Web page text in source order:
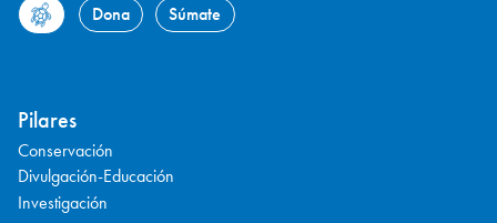
Dona Súmate
Pilares
Conservación
Divulgación-Educación
Investigación